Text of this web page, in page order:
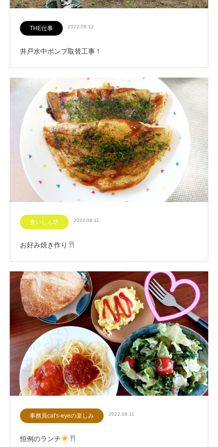
THE仕事 2022.08.12
井戸水中ポンプ取替工事！
食いしん坊 2022.08.11
お好み焼き作り
事務員cat's-eyeの楽しみ 2022.08.11
恒例のランチ